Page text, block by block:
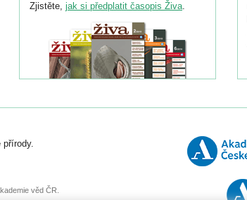
Zjistěte, jak si předplatit časopis Živa.
věd ČR.